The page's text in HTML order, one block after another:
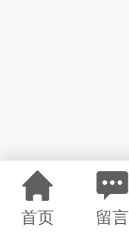
首页 留言